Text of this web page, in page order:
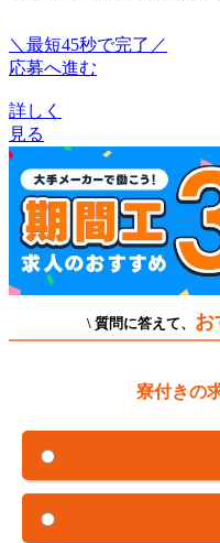
＼最短45秒で完了／
応募へ進む
詳しく
見る
\ 質問に答えて、 お
寮付きの